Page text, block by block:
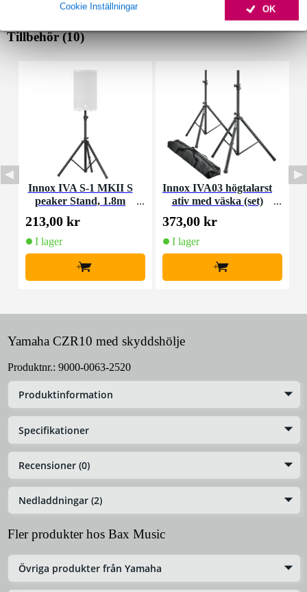
OK
Cookie Inställningar
Tillbehör (10)
Innox IVA S-1 MKII S
peaker Stand, 1.8m
213,00 kr
I lager
+
Innox IVA03 högtalarst
ativ med väska (set)
373,00 kr
I lager
+
Yamaha CZR10 med skyddshölje
Produktnr.: 9000-0063-2520
Produktinformation
Specifikationer
Recensioner (0)
Nedladdningar (2)
Fler produkter hos Bax Music
Övriga produkter från Yamaha